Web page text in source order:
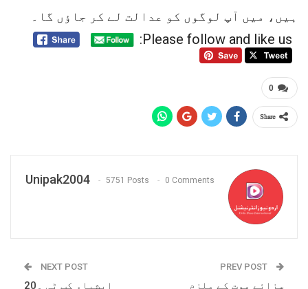
ہیں، میں آپ لوگوں کو عدالت لے کر جاؤں گا۔
Please follow and like us:
0
Share
Unipak2004 5751 Posts 0 Comments
سزائے موت کے ملزم
NEXT POST
ایشیاء کپ ٹی ۔20